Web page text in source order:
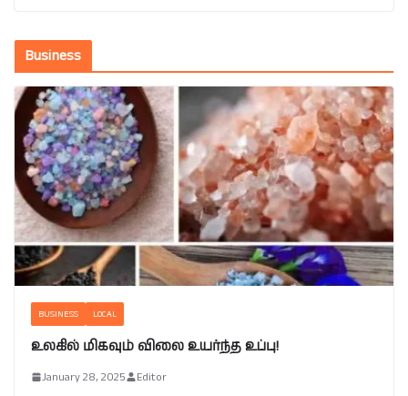
Business
BUSINESS LOCAL
உலகில் மிகவும் விலை உயர்ந்த உப்பு!
January 28, 2025 Editor